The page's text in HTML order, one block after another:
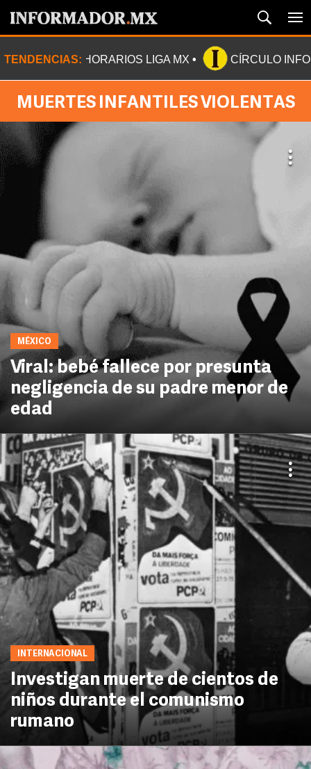
TENDENCIAS: HORARIOS LIGA MX CÍRCULO
MUERTES INFANTILES VIOLENTAS
MÉXICO
Viral: bebé fallece por presunta
negligencia de su padre menor de
edad
INTERNACIONAL
Investigan muerte de cientos de
niños durante el comunismo
rumano